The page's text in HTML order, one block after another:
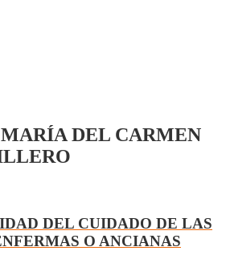
DEL CARMEN
DEL CUIDADO DE LAS
O ANCIANAS